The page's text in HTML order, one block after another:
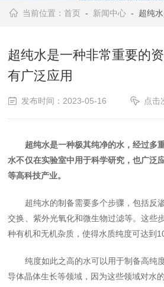
当前位置：首页 - 新闻中心 - 超纯水是一种
超纯水是一种非常重要的
有广泛应用
发布时间：2023-05-16 点击
超纯水是一种极其纯净的水，经过多
水不仅在实验室中用于科学研究，也广泛
等高科技产业。
超纯水的制备需要多个步骤，包括反渗
交换、紫外光氧化和微生物过滤等。这些
种有机和无机杂质，使得水质纯度可达到
纯度如此之高的水可以用于制备高纯
导体晶体生长等领域，因为这些领域对水